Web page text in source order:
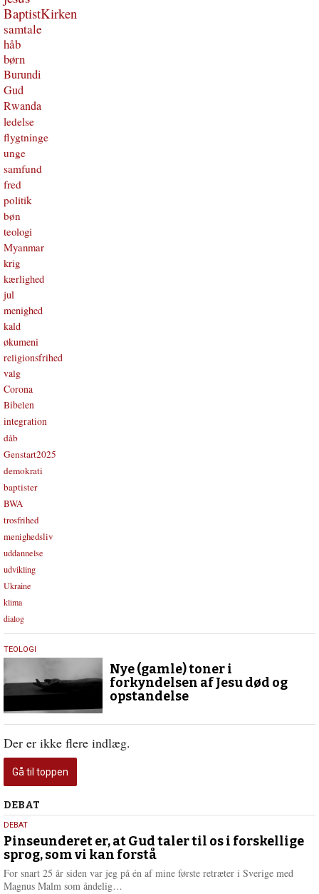
BaptistKirken
samtale
håb
børn
Burundi
Gud
Rwanda
ledelse
flygtninge
unge
samfund
fred
politik
bøn
teologi
Myanmar
krig
kærlighed
jul
menighed
kald
økumeni
religionsfrihed
valg
Corona
Bibelen
integration
dåb
Genstart2025
demokrati
baptister
BWA
trosfrihed
menighedsliv
uddannelse
udvikling
Ukraine
klima
dialog
27.
2015
TEOLOGI
Nye (gamle) toner i
forkyndelsen af Jesu død og
opstandelse
Der er ikke flere indlæg.
Gå til toppen
Debat
DEBAT
5.
august
2026
DEBAT
Pinseunderet er, at Gud taler til os i forskellige
sprog, som vi kan forstå
For snart 25 år siden var jeg på én af mine første retræter i Sverige med
Magnus Malm som åndelig…